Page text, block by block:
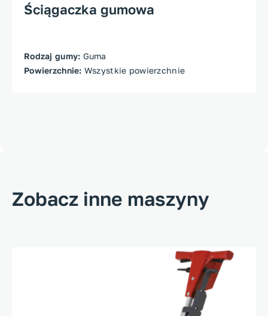
Ściągaczka gumowa
Rodzaj gumy: Guma
Powierzchnie: Wszystkie powierzchnie
Zobacz inne maszyny